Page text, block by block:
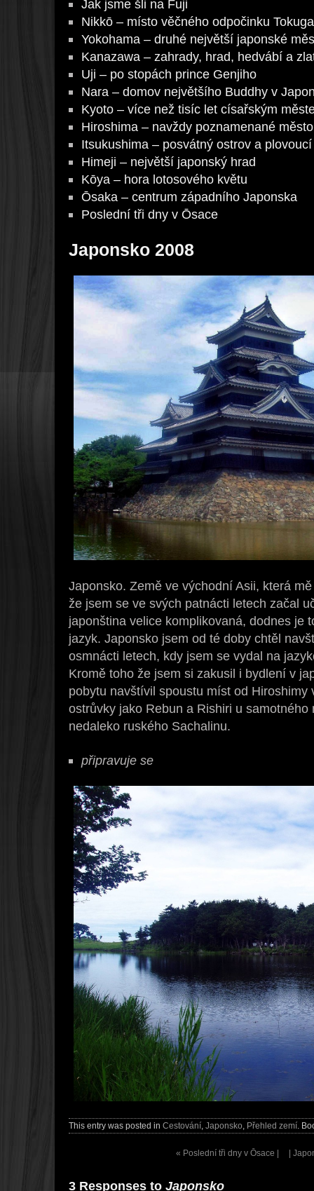
Jak jsme šli na Fuji
Nikkō – místo věčného odpočinku
Yokohama – druhé největší japonské
Kanazawa – zahrady, hrad, hedvábí a
Uji – po stopách prince Genjiho
Nara – domov největšího Buddhy v
Kyoto – více než tisíc let císařským
Hiroshima – navždy poznamenané město
Itsukushima – posvátný ostrov a
Himeji – největší japonský hrad
Kōya – hora lotosového květu
Ōsaka – centrum západního Japonska
Poslední tři dny v Ōsace
Japonsko 2008
Japonsko. Země ve východní Asii, která
že jsem se ve svých patnácti letech začal
japonština velice komplikovaná, dodnes je
jazyk. Japonsko jsem od té doby chtěl
osmnácti letech, kdy jsem se vydal na
Kromě toho že jsem si zakusil i bydlení v
pobytu navštívil spoustu míst od
ostrůvky jako Rebun a Rishiri u
nedaleko ruského Sachalinu.
připravuje se
This entry was posted in Cestování, Japonsko, Přehled zemí.
« Poslední tři dny v Ōsace | |
3 Responses to Japonsko